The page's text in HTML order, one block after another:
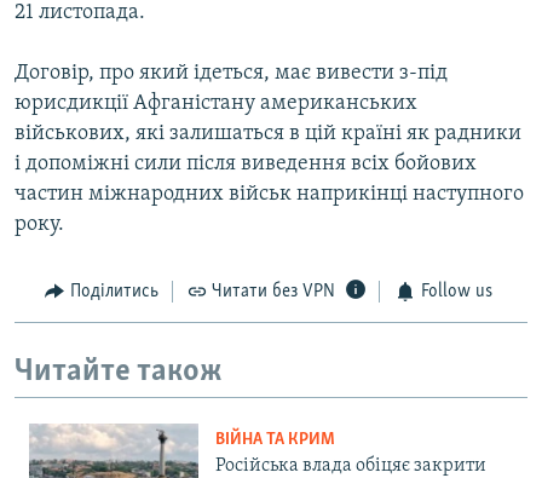
21 листопада.
Договір, про який ідеться, має вивести з-під
юрисдикції Афганістану американських
військових, які залишаться в цій країні як радники
і допоміжні сили після виведення всіх бойових
частин міжнародних військ наприкінці наступного
року.
Поділитись Читати без VPN Follow us
Читайте також
ВІЙНА ТА КРИМ
Російська влада обіцяє закрити